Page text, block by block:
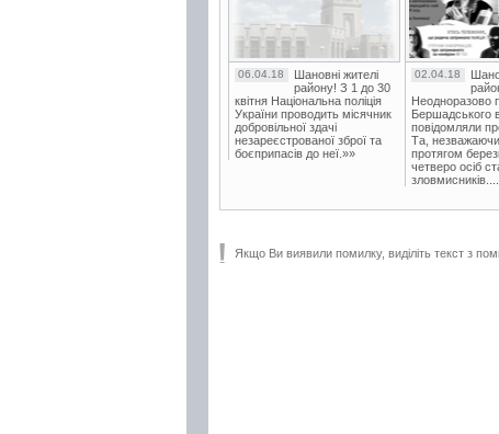
06.04.18
Шановні жителі
району! З 1 до 30
квітня Національна поліція
України проводить місячник
добровільної здачі
незареєстрованої зброї та
боєприпасів до неї.»»
02.04.18
Неодноразово
Бершадського
повідомляли
Та, незважаючи
протягом
четверо осіб
Якщо Ви виявили помилку, виділіть текст з